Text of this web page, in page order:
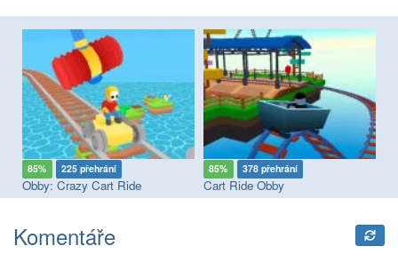
85% 225 přehrání
Obby: Crazy Cart Ride
85% 378 přehrání
Cart Ride Obby
Komentáře